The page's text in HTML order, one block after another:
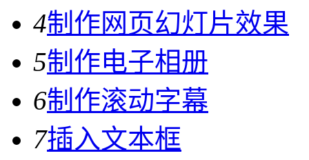
4制作网页幻灯片效果
5制作电子相册
6制作滚动字幕
7插入文本框